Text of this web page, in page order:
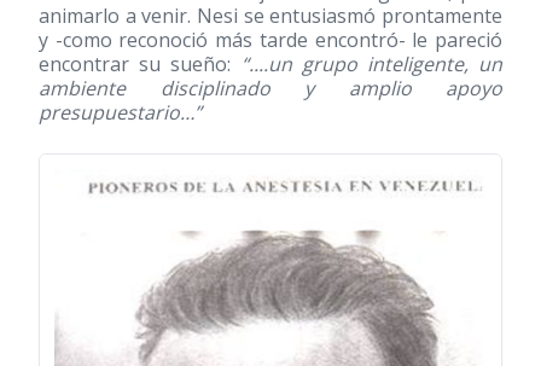
animarlo a venir. Nesi se entusiasmó prontamente
y -como reconoció más tarde encontró- le pareció
encontrar su sueño: “....un grupo inteligente, un
ambiente disciplinado y amplio apoyo
presupuestario…”